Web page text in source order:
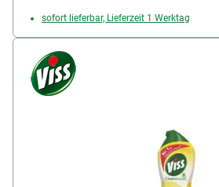
sofort lieferbar, Lieferzeit 1 Werktag